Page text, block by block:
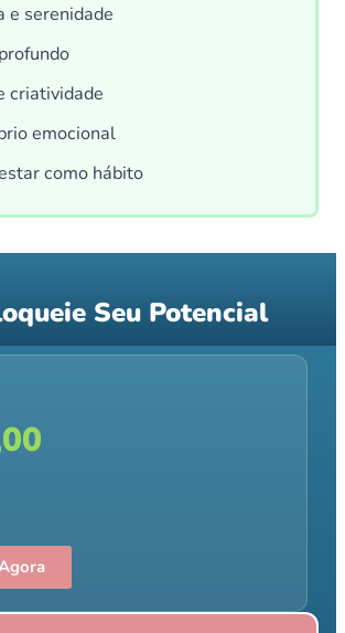
e serenidade
criatividade
emocional
como hábito
Seu Potencial